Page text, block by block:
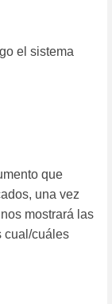
el sistema
que
una vez
mostrará las
cual/cuáles